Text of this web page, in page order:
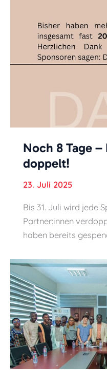
Noch 8 Tage
doppelt!
23. Juli 2025
Bis 31. Juli wird jede
Partner:innen
haben bereits